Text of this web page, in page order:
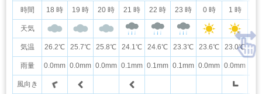
時間
天気
気温
雨量
風向き
18 時 19 時 20 時 21 時 22 時 23 時 0 時 1 時
26.2℃ 25.7℃ 25.8℃ 24.1℃ 24.6℃ 23.3℃ 23.6℃ 23.0℃
0.0mm 0.0mm 0.0mm 0.1mm 0.1mm 0.1mm 0.0mm 0.0mm